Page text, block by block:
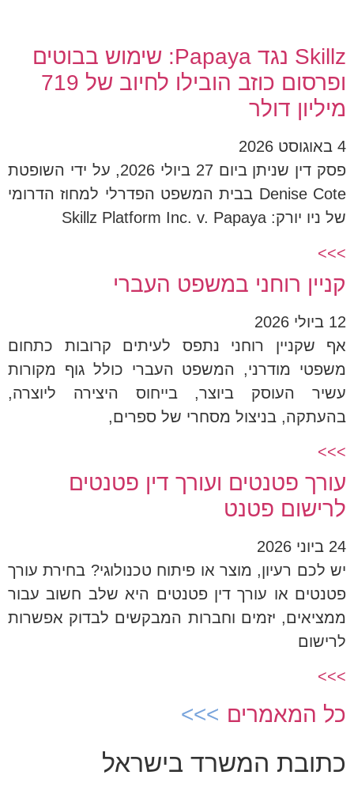
Skillz נגד Papaya: שימוש בבוטים
ופרסום כוזב הובילו לחיוב של 719
מיליון דולר
4 באוגוסט 2026
פסק דין שניתן ביום 27 ביולי 2026, על ידי השופטת
Denise Cote בבית המשפט הפדרלי למחוז הדרומי
של ניו יורק: Skillz Platform Inc. v. Papaya
>>>
קניין רוחני במשפט העברי
12 ביולי 2026
אף שקניין רוחני נתפס לעיתים קרובות כתחום
משפטי מודרני, המשפט העברי כולל גוף מקורות
עשיר העוסק ביוצר, בייחוס היצירה ליוצרה,
בהעתקה, בניצול מסחרי של ספרים,
>>>
עורך פטנטים ועורך דין פטנטים
לרישום פטנט
24 ביוני 2026
יש לכם רעיון, מוצר או פיתוח טכנולוגי? בחירת עורך
פטנטים או עורך דין פטנטים היא שלב חשוב עבור
ממציאים, יזמים וחברות המבקשים לבדוק אפשרות
לרישום
>>>
כל המאמרים
כתובת המשרד בישראל